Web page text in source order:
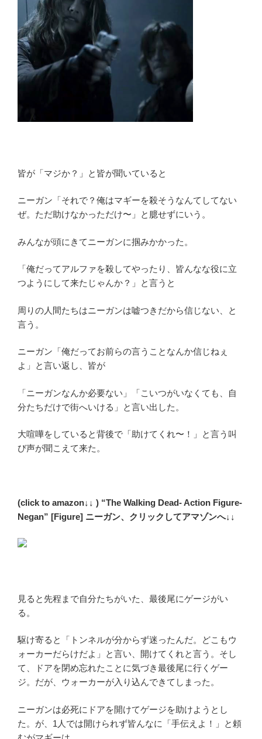
皆が「マジか？」と皆が聞いていると
ニーガン「それで？俺はマギーを殺そうなんてしてない
ぜ。ただ助けなかっただけ〜」と臆せずにいう。
みんなが頭にきてニーガンに掴みかかった。
「俺だってアルファを殺してやったり、皆んなな役に立
つようにして来たじゃんか？」と言うと
周りの人間たちはニーガンは嘘つきだから信じない、と
言う。
ニーガン「俺だってお前らの言うことなんか信じねぇ
よ」と言い返し、皆が
「ニーガンなんか必要ない」「こいつがいなくても、自
分たちだけで街へいける」と言い出した。
大喧嘩をしていると背後で「助けてくれ〜！」と言う叫
び声が聞こえて来た。
(click to amazon↓↓ ) “The Walking Dead- Action Figure-
Negan” [Figure] ニーガン、クリックしてアマゾンへ↓↓
見ると先程まで自分たちがいた、最後尾にゲージがい
る。
駆け寄ると「トンネルが分からず迷ったんだ。どこもウ
ォーカーだらけだよ」と言い、開けてくれと言う。そし
て、ドアを閉め忘れたことに気づき最後尾に行くゲー
ジ。だが、ウォーカーが入り込んできてしまった。
ニーガンは必死にドアを開けてゲージを助けようとし
た。が、1人では開けられず皆んなに「手伝えよ！」と頼